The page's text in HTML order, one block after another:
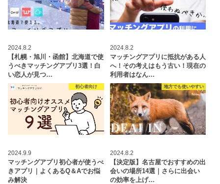
2024.8.2
【札幌・旭川・函館】北海道で使
うべきマッチングアプリ3選！白
い恋人が見つ…
2024.8.2
マッチングアプリに抵抗がある人
へ！その考えはもう古い！現在の
利用者はなん…
初心者向け
2024.9.9
マッチングアプリ初心者が使うべ
きアプリ｜よくあるQ＆Aでお悩
み解決
地方でも使いやすい
2024.8.2
【決定版】名古屋でおすすめの出
会いの場所14選｜さらに出会い
の効率を上げ…